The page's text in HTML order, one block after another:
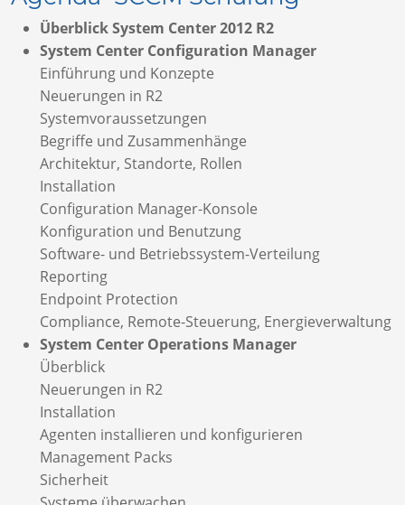
Überblick System Center 2012 R2
System Center Configuration Manager
Einführung und Konzepte
Neuerungen in R2
Systemvoraussetzungen
Begriffe und Zusammenhänge
Architektur, Standorte, Rollen
Installation
Configuration Manager-Konsole
Konfiguration und Benutzung
Software- und Betriebssystem-Verteilung
Reporting
Endpoint Protection
Compliance, Remote-Steuerung, Energieverwaltung
System Center Operations Manager
Überblick
Neuerungen in R2
Installation
Agenten installieren und konfigurieren
Management Packs
Sicherheit